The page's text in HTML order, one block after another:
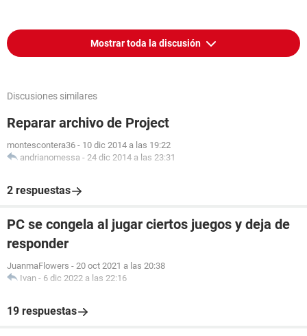
Mostrar toda la discusión
Discusiones similares
Reparar archivo de Project
montescontera36 - 10 dic 2014 a las 19:22
andrianomessa - 24 dic 2014 a las 23:31
2 respuestas
PC se congela al jugar ciertos juegos y deja de
responder
JuanmaFlowers - 20 oct 2021 a las 20:38
Ivan - 6 dic 2022 a las 22:16
19 respuestas